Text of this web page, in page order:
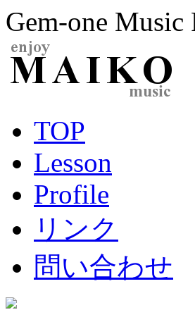
Gem-one Music
TOP
Lesson
Profile
リンク
問い合わせ